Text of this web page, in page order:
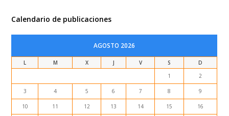
Calendario de publicaciones
AGOSTO 2026
L M X J V S
D
1
2
3 4 5 6 7 8 9
10 11 12 13 14 15 16